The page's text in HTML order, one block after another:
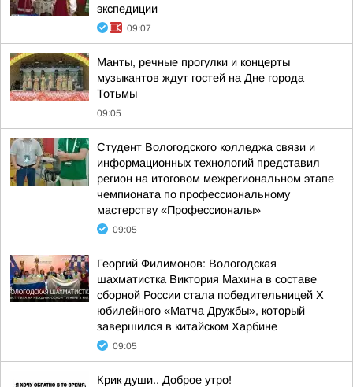
экспедиции
09:07
Манты, речные прогулки и концерты
музыкантов ждут гостей на Дне города
Тотьмы
09:05
Студент Вологодского колледжа связи и
информационных технологий представил
регион на итоговом межрегиональном этапе
чемпионата по профессиональному
мастерству «Профессионалы»
09:05
Георгий Филимонов: Вологодская
шахматистка Виктория Махина в составе
сборной России стала победительницей X
юбилейного «Матча Дружбы», который
завершился в китайском Харбине
09:05
Крик души.. Доброе утро!